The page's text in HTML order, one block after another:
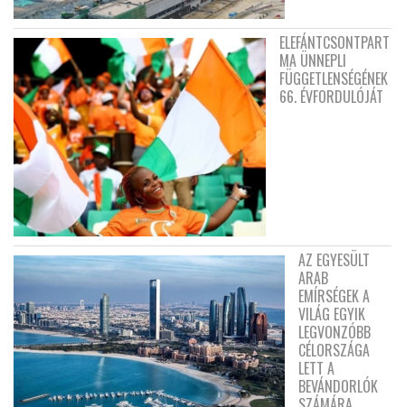
ELEFÁNTCSONTPART
MA ÜNNEPLI
FÜGGETLENSÉGÉNEK
66. ÉVFORDULÓJÁT
AZ EGYESÜLT
ARAB
EMÍRSÉGEK A
VILÁG EGYIK
LEGVONZÓBB
CÉLORSZÁGA
LETT A
BEVÁNDORLÓK